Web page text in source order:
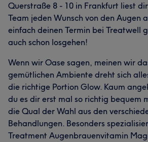
Querstraße 8 - 10 in Frankfurt liest
Team jeden Wunsch von den Augen
einfach deinen Termin bei Treatwell
auch schon losgehen!
Wenn wir Oase sagen, meinen wir
gemütlichen Ambiente dreht sich
die richtige Portion Glow. Kaum
du es dir erst mal so richtig bequem
die Qual der Wahl aus den
Behandlungen. Besonders
Treatment Augenbrauenvitamin